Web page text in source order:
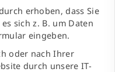
erhoben, dass Sie
sich z. B. um Daten
eingeben.
oder nach Ihrer
durch unsere IT-